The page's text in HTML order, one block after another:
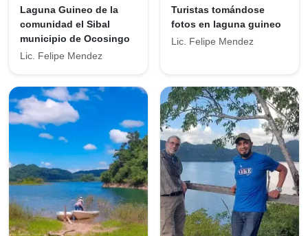
Laguna Guineo de la
comunidad el Sibal
municipio de Ocosingo
Lic. Felipe Mendez
Turistas tomándose
fotos en laguna guineo
Lic. Felipe Mendez